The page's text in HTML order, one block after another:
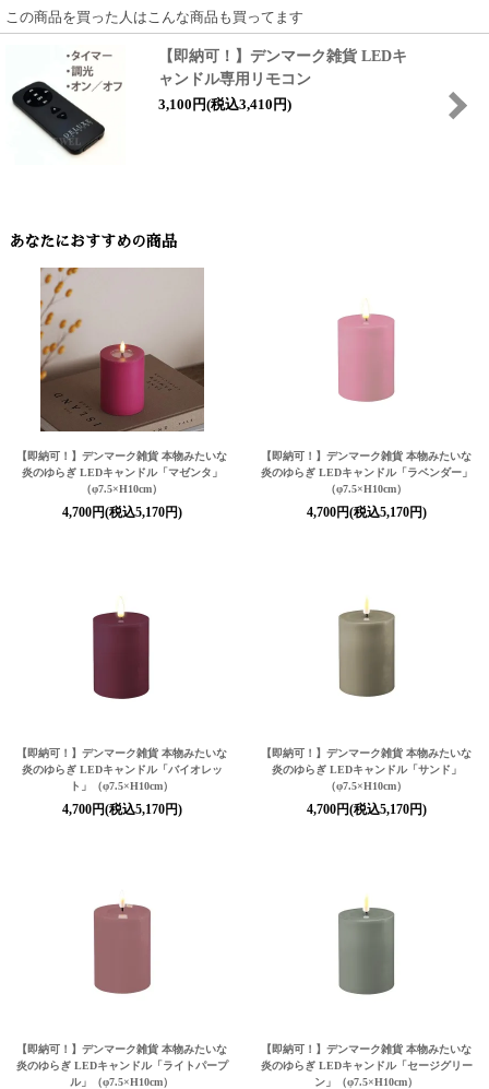
この商品を買った人はこんな商品も買ってます
【即納可！】デンマーク雑貨 LEDキ
ャンドル専用リモコン
3,100円(税込3,410円)
あなたにおすすめの商品
【即納可！】デンマーク雑貨 本物みたいな
炎のゆらぎ LEDキャンドル「マゼンタ」
（φ7.5×H10cm）
4,700円(税込5,170円)
【即納可！】デンマーク雑貨 本物みたいな
炎のゆらぎ LEDキャンドル「ラベンダー」
（φ7.5×H10cm）
4,700円(税込5,170円)
【即納可！】デンマーク雑貨 本物みたいな
炎のゆらぎ LEDキャンドル「バイオレッ
ト」（φ7.5×H10cm）
4,700円(税込5,170円)
【即納可！】デンマーク雑貨 本物みたいな
炎のゆらぎ LEDキャンドル「サンド」
（φ7.5×H10cm）
4,700円(税込5,170円)
【即納可！】デンマーク雑貨 本物みたいな
炎のゆらぎ LEDキャンドル「ライトパープ
ル」（φ7.5×H10cm）
【即納可！】デンマーク雑貨 本物みたいな
炎のゆらぎ LEDキャンドル「セージグリー
ン」（φ7.5×H10cm）